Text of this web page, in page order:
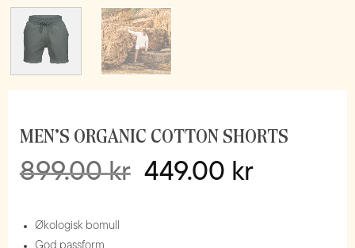
MEN’S ORGANIC COTTON SHORTS
899.00kr Opprinnelig
449.00 kr
Økologisk bomull